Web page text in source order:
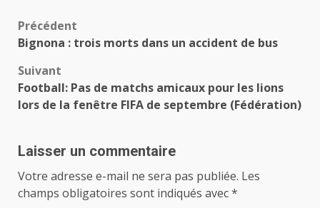
Navigation
d’article
Précédent
Bignona : trois morts dans un accident de bus
Suivant
Football: Pas de matchs amicaux pour les lions
lors de la fenêtre FIFA de septembre (Fédération)
Laisser un commentaire
Votre adresse e-mail ne sera pas publiée. Les
champs obligatoires sont indiqués avec*